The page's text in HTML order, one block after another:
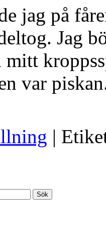
jag på
Jag
mitt
var
|